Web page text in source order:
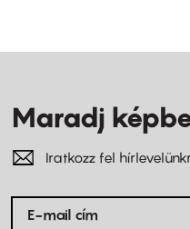
Maradj
Iratkozz fel